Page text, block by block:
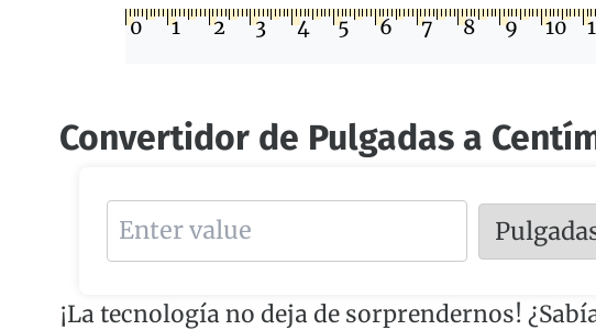
0 1 2 3 4 5 6 7 8 9 10
Convertidor de Pulgadas a
¡La tecnología no deja de sorprendernos!